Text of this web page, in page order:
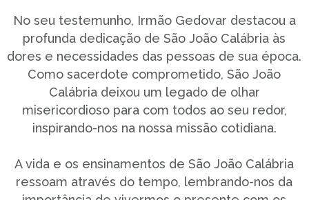
No seu testemunho, Irmão Gedovar destacou a
profunda dedicação de São João Calábria às
dores e necessidades das pessoas de sua época.
Como sacerdote comprometido, São João
Calábria deixou um legado de olhar
misericordioso para com todos ao seu redor,
inspirando-nos na nossa missão cotidiana.
A vida e os ensinamentos de São João Calábria
ressoam através do tempo, lembrando-nos da